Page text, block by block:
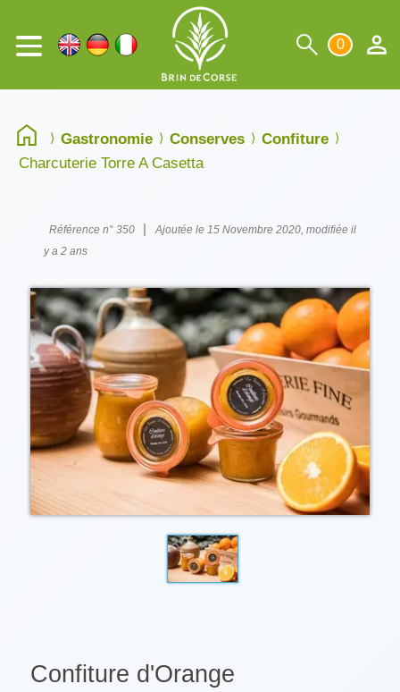
0
Gastronomie Conserves
Confiture
Charcuterie Torre A Casetta
Référence n° 350 |
Ajoutée le 15 Novembre 2020, modifiée il
y a 2 ans
Confiture d'Orange